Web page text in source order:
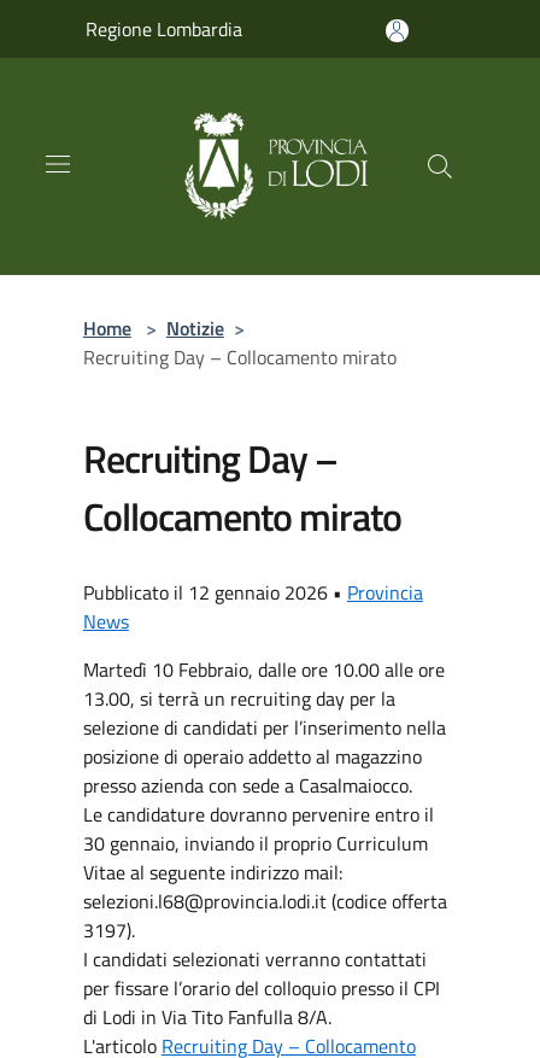
Regione Lombardia
Home > Notizie >
Recruiting Day – Collocamento mirato
Recruiting Day –
Collocamento mirato
Pubblicato il 12 gennaio 2026 • Provincia
News
Martedì 10 Febbraio, dalle ore 10.00 alle ore
13.00, si terrà un recruiting day per la
selezione di candidati per l’inserimento nella
posizione di operaio addetto al magazzino
presso azienda con sede a Casalmaiocco.
Le candidature dovranno pervenire entro il
30 gennaio, inviando il proprio Curriculum
Vitae al seguente indirizzo mail:
selezioni.l68@provincia.lodi.it (codice offerta
3197).
I candidati selezionati verranno contattati
per fissare l’orario del colloquio presso il CPI
di Lodi in Via Tito Fanfulla 8/A.
L'articolo Recruiting Day – Collocamento